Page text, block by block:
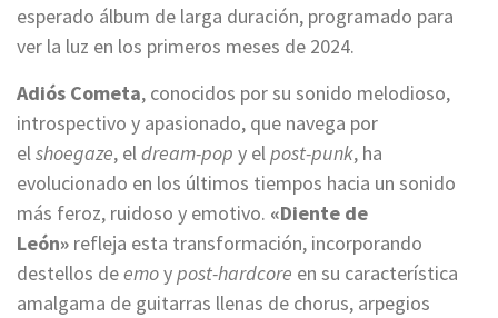
esperado álbum de larga duración, programado para
ver la luz en los primeros meses de 2024.
Adiós Cometa, conocidos por su sonido melodioso,
introspectivo y apasionado, que navega por
elshoegaze, eldream-pop y elpost-punk, ha
evolucionado en los últimos tiempos hacia un sonido
más feroz, ruidoso y emotivo. «Diente de
León» refleja esta transformación, incorporando
destellos deemoypost-hardcore en su característica
amalgama de guitarras llenas de chorus, arpegios